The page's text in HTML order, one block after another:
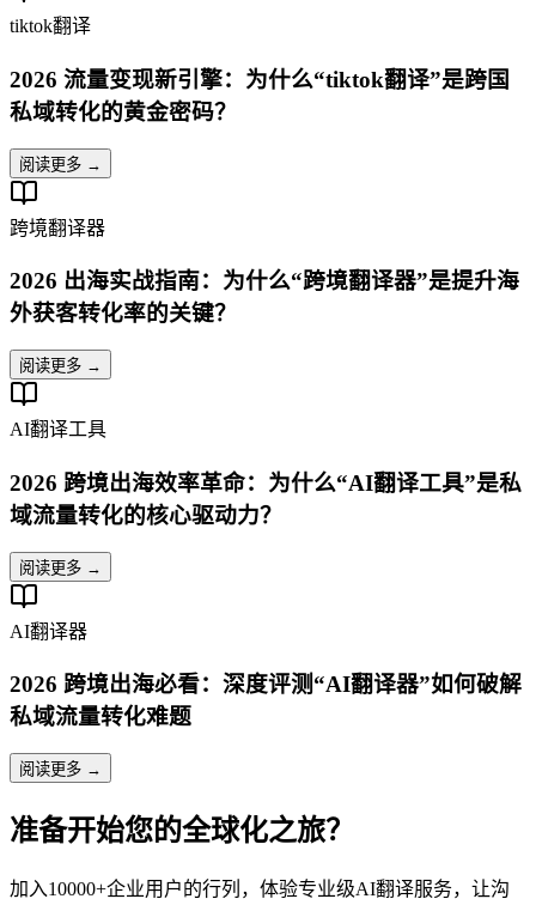
tiktok翻译
2026 流量变现新引擎：为什么“tiktok翻译”是跨国
私域转化的黄金密码？
阅读更多 →
跨境翻译器
2026 出海实战指南：为什么“跨境翻译器”是提升海
外获客转化率的关键？
阅读更多 →
AI翻译工具
2026 跨境出海效率革命：为什么“AI翻译工具”是私
域流量转化的核心驱动力？
阅读更多 →
AI翻译器
2026 跨境出海必看：深度评测“AI翻译器”如何破解
私域流量转化难题
阅读更多 →
准备开始您的全球化之旅？
加入10000+企业用户的行列，体验专业级AI翻译服务，让沟